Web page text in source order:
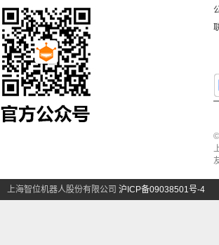
上海智位机器人股份有限公司 沪ICP备09038501号-4